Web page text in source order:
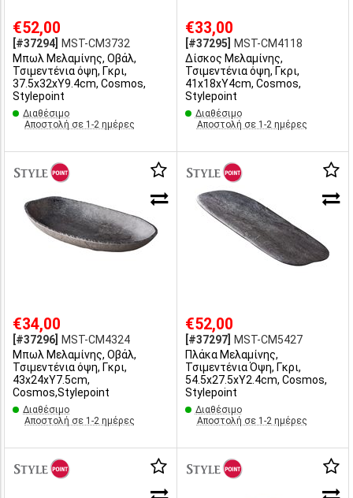
€52,00
[#37294]
MST-CM3732
Μπωλ Μελαμίνης, Οβάλ,
Τσιμεντένια όψη, Γκρι,
37.5x32xΥ9.4cm, Cosmos,
Stylepoint
Διαθέσιμο
Αποστολή σε 1-2 ημέρες
€33,00
[#37295]
MST-CM4118
Δίσκος Μελαμίνης,
Τσιμεντένια όψη, Γκρι,
41x18xΥ4cm, Cosmos,
Stylepoint
Διαθέσιμο
Αποστολή σε 1-2 ημέρες
€34,00
[#37296]
MST-CM4324
Μπωλ Μελαμίνης, Οβάλ,
Τσιμεντένια όψη, Γκρι,
43x24xΥ7.5cm,
Cosmos,Stylepoint
Διαθέσιμο
Αποστολή σε 1-2 ημέρες
€52,00
[#37297]
MST-CM5427
Πλάκα Μελαμίνης,
Τσιμεντένια Όψη, Γκρι,
54.5x27.5xΥ2.4cm, Cosmos,
Stylepoint
Διαθέσιμο
Αποστολή σε 1-2 ημέρες